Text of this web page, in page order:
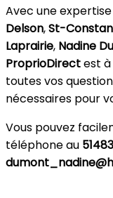
Avec une
Delson,St-
Laprairie, Nadine
ProprioDirectest
toutes vos
nécessaires pour
Vous pouvez
téléphone au